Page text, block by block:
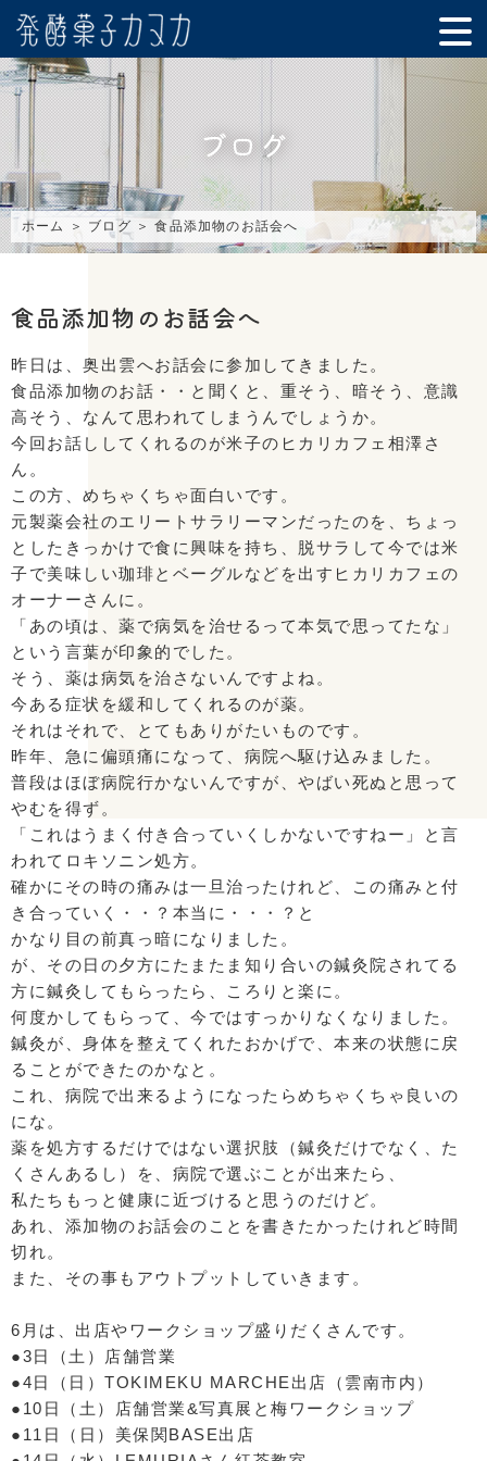
ブログ
ホーム ＞ ブログ ＞ 食品添加物のお話会へ
食品添加物のお話会へ
昨日は、奥出雲へお話会に参加してきました。
食品添加物のお話・・と聞くと、重そう、暗そう、意識
高そう、なんて思われてしまうんでしょうか。
今回お話ししてくれるのが米子のヒカリカフェ相澤さ
ん。
この方、めちゃくちゃ面白いです。
元製薬会社のエリートサラリーマンだったのを、ちょっ
としたきっかけで食に興味を持ち、脱サラして今では米
子で美味しい珈琲とベーグルなどを出すヒカリカフェの
オーナーさんに。
「あの頃は、薬で病気を治せるって本気で思ってたな」
という言葉が印象的でした。
そう、薬は病気を治さないんですよね。
今ある症状を緩和してくれるのが薬。
それはそれで、とてもありがたいものです。
昨年、急に偏頭痛になって、病院へ駆け込みました。
普段はほぼ病院行かないんですが、やばい死ぬと思って
やむを得ず。
「これはうまく付き合っていくしかないですねー」と言
われてロキソニン処方。
確かにその時の痛みは一旦治ったけれど、この痛みと付
き合っていく・・？本当に・・・？と
かなり目の前真っ暗になりました。
が、その日の夕方にたまたま知り合いの鍼灸院されてる
方に鍼灸してもらったら、ころりと楽に。
何度かしてもらって、今ではすっかりなくなりました。
鍼灸が、身体を整えてくれたおかげで、本来の状態に戻
ることができたのかなと。
これ、病院で出来るようになったらめちゃくちゃ良いの
にな。
薬を処方するだけではない選択肢（鍼灸だけでなく、た
くさんあるし）を、病院で選ぶことが出来たら、
私たちもっと健康に近づけると思うのだけど。
あれ、添加物のお話会のことを書きたかったけれど時間
切れ。
また、その事もアウトプットしていきます。
6月は、出店やワークショップ盛りだくさんです。
●3日（土）店舗営業
●4日（日）TOKIMEKU MARCHE出店（雲南市内）
●10日（土）店舗営業&写真展と梅ワークショップ
●11日（日）美保関BASE出店